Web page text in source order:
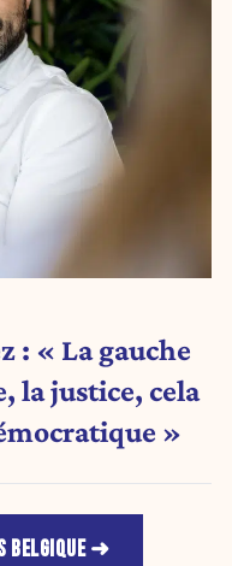
: « La gauche
la justice, cela
»
BELGIQUE